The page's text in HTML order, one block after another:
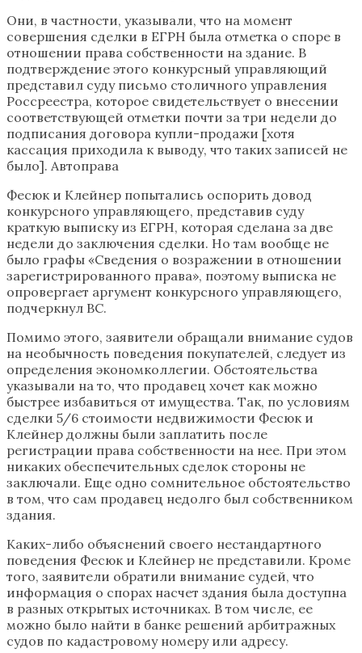
Они, в частности, указывали, что на момент
совершения сделки в ЕГРН была отметка о споре в
отношении права собственности на здание. В
подтверждение этого конкурсный управляющий
представил суду письмо столичного управления
Россреестра, которое свидетельствует о внесении
соответствующей отметки почти за три недели до
подписания договора купли-продажи [хотя
кассация приходила к выводу, что таких записей не
было]. Автоправа
Фесюк и Клейнер попытались оспорить довод
конкурсного управляющего, представив суду
краткую выписку из ЕГРН, которая сделана за две
недели до заключения сделки. Но там вообще не
было графы «Сведения о возражении в отношении
зарегистрированного права», поэтому выписка не
опровергает аргумент конкурсного управляющего,
подчеркнул ВС.
Помимо этого, заявители обращали внимание судов
на необычность поведения покупателей, следует из
определения экономколлегии. Обстоятельства
указывали на то, что продавец хочет как можно
быстрее избавиться от имущества. Так, по условиям
сделки 5/6 стоимости недвижимости Фесюк и
Клейнер должны были заплатить после
регистрации права собственности на нее. При этом
никаких обеспечительных сделок стороны не
заключали. Еще одно сомнительное обстоятельство
в том, что сам продавец недолго был собственником
здания.
Каких-либо объяснений своего нестандартного
поведения Фесюк и Клейнер не представили. Кроме
того, заявители обратили внимание судей, что
информация о спорах насчет здания была доступна
в разных открытых источниках. В том числе, ее
можно было найти в банке решений арбитражных
судов по кадастровому номеру или адресу.